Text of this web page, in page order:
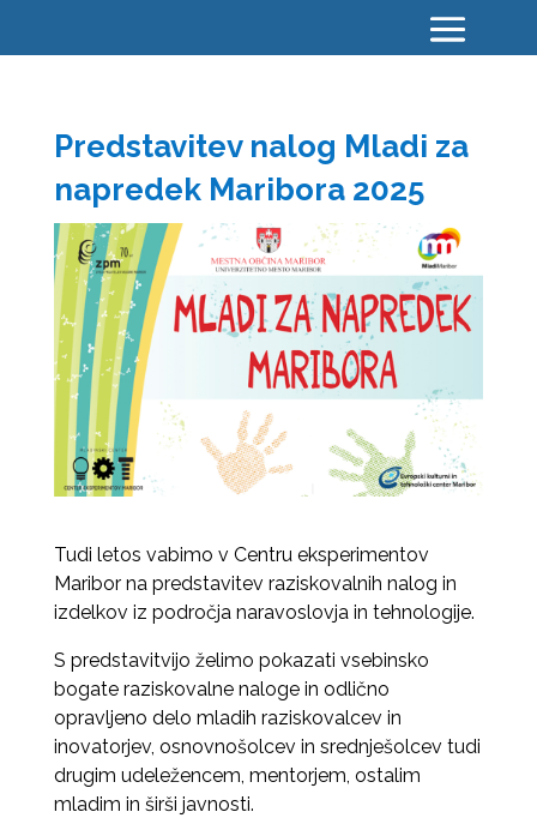
Predstavitev nalog Mladi za
napredek Maribora 2025
Tudi letos vabimo v Centru eksperimentov
Maribor na predstavitev raziskovalnih nalog in
izdelkov iz področja naravoslovja in tehnologije.
S predstavitvijo želimo pokazati vsebinsko
bogate raziskovalne naloge in odlično
opravljeno delo mladih raziskovalcev in
inovatorjev, osnovnošolcev in srednješolcev tudi
drugim udeležencem, mentorjem, ostalim
mladim in širši javnosti.